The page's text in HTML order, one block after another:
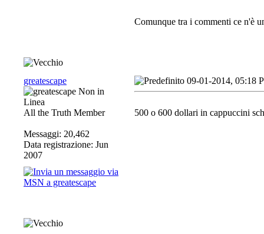
Comunque tra i commenti ce n'è
greatescape
All the Truth Member
Messaggi: 20,462
Data registrazione: Jun
2007
09-01-2014, 05:18
500 o 600 dollari in cappuccini